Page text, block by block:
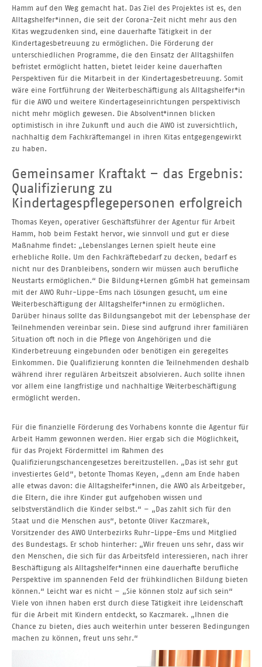
Hamm auf den Weg gemacht hat. Das Ziel des Projektes ist es, den
Alltagshelfer*innen, die seit der Corona-Zeit nicht mehr aus den
Kitas wegzudenken sind, eine dauerhafte Tätigkeit in der
Kindertagesbetreuung zu ermöglichen. Die Förderung der
unterschiedlichen Programme, die den Einsatz der Alltagshilfen
befristet ermöglicht hatten, bietet leider keine dauerhaften
Perspektiven für die Mitarbeit in der Kindertagesbetreuung. Somit
wäre eine Fortführung der Weiterbeschäftigung als Alltagshelfer*in
für die AWO und weitere Kindertageseinrichtungen perspektivisch
nicht mehr möglich gewesen. Die Absolvent*innen blicken
optimistisch in ihre Zukunft und auch die AWO ist zuversichtlich,
nachhaltig dem Fachkräftemangel in ihren Kitas entgegengewirkt
zu haben.
Gemeinsamer Kraftakt – das Ergebnis:
Qualifizierung zu
Kindertagespflegepersonen erfolgreich
Thomas Keyen, operativer Geschäftsführer der Agentur für Arbeit
Hamm, hob beim Festakt hervor, wie sinnvoll und gut er diese
Maßnahme findet: „Lebenslanges Lernen spielt heute eine
erhebliche Rolle. Um den Fachkräftebedarf zu decken, bedarf es
nicht nur des Dranbleibens, sondern wir müssen auch berufliche
Neustarts ermöglichen.“ Die Bildung+Lernen gGmbH hat gemeinsam
mit der AWO Ruhr-Lippe-Ems nach Lösungen gesucht, um eine
Weiterbeschäftigung der Alltagshelfer*innen zu ermöglichen.
Darüber hinaus sollte das Bildungsangebot mit der Lebensphase der
Teilnehmenden vereinbar sein. Diese sind aufgrund ihrer familiären
Situation oft noch in die Pflege von Angehörigen und die
Kinderbetreuung eingebunden oder benötigen ein geregeltes
Einkommen. Die Qualifizierung konnten die Teilnehmenden deshalb
während ihrer regulären Arbeitszeit absolvieren. Auch sollte ihnen
vor allem eine langfristige und nachhaltige Weiterbeschäftigung
ermöglicht werden.
Für die finanzielle Förderung des Vorhabens konnte die Agentur für
Arbeit Hamm gewonnen werden. Hier ergab sich die Möglichkeit,
für das Projekt Fördermittel im Rahmen des
Qualifizierungschancengesetzes bereitzustellen. „Das ist sehr gut
investiertes Geld“, betonte Thomas Keyen, „denn am Ende haben
alle etwas davon: die Alltagshelfer*innen, die AWO als Arbeitgeber,
die Eltern, die ihre Kinder gut aufgehoben wissen und
selbstverständlich die Kinder selbst.“ – „Das zahlt sich für den
Staat und die Menschen aus“, betonte Oliver Kaczmarek,
Vorsitzender des AWO Unterbezirks Ruhr-Lippe-Ems und Mitglied
des Bundestags. Er schob hinterher: „Wir freuen uns sehr, dass wir
den Menschen, die sich für das Arbeitsfeld interessieren, nach ihrer
Beschäftigung als Alltagshelfer*innen eine dauerhafte berufliche
Perspektive im spannenden Feld der frühkindlichen Bildung bieten
können.“ Leicht war es nicht – „Sie können stolz auf sich sein“
Viele von ihnen haben erst durch diese Tätigkeit ihre Leidenschaft
für die Arbeit mit Kindern entdeckt, so Kaczmarek. „Ihnen die
Chance zu bieten, dies auch weiterhin unter besseren Bedingungen
machen zu können, freut uns sehr.“